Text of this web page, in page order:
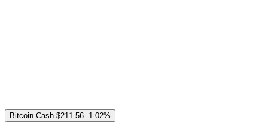
Bitcoin Cash $211.56 -1.02%